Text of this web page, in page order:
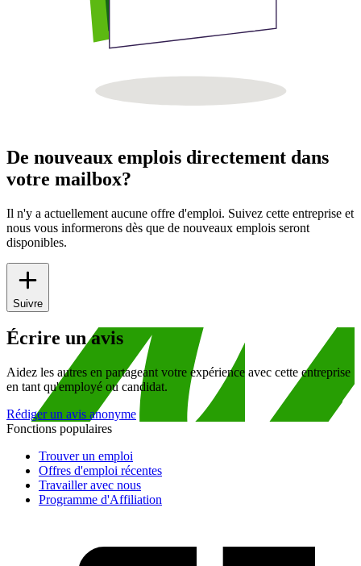
De nouveaux emplois directement dans
votre mailbox?
Il n'y a actuellement aucune offre d'emploi. Suivez cette entreprise et
nous vous informerons dès que de nouveaux emplois seront
disponibles.
Suivre
Écrire un avis
Aidez les autres en partageant votre expérience avec cette entreprise
en tant qu'employé ou candidat.
Rédiger un avis anonyme
Fonctions populaires
Trouver un emploi
Offres d'emploi récentes
Travailler avec nous
Programme d'Affiliation